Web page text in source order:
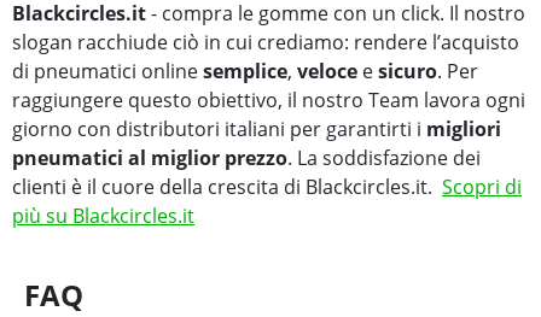
Blackcircles.it- compra le gomme con un click. Il nostro
slogan racchiude ciò in cui crediamo: rendere l’acquisto
di pneumatici onlinesemplice, veloce esicuro. Per
raggiungere questo obiettivo, il nostro Team lavora ogni
giorno con distributori italiani per garantirti i migliori
pneumatici al miglior prezzo. La soddisfazione dei
clienti è il cuore della crescita di Blackcircles.it. Scopri di
più su Blackcircles.it
FAQ